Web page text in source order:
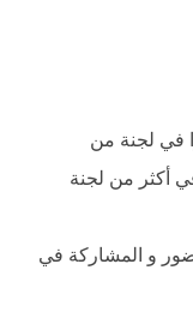
في لجنة من
أكثر من لجنة
و المشاركة في